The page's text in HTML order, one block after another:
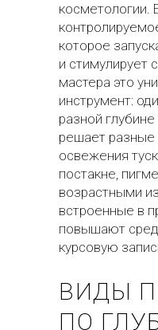
косметологии.
которое
и стимулирует
мастера это
инструмент:
разной
решает разные
освежения
постакне,
возрастными
встроенные в
повышают
курсовую
ВИДЫ
ПО